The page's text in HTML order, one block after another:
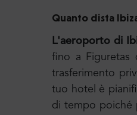
Quanto dista
L'aeroporto di
fino a Figuretas
trasferimento
tuo hotel è
di tempo poiché